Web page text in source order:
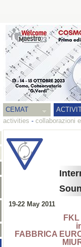
CEMAT
activities - collaborazioni
19-22 May 2011
FKL
FABBRICA